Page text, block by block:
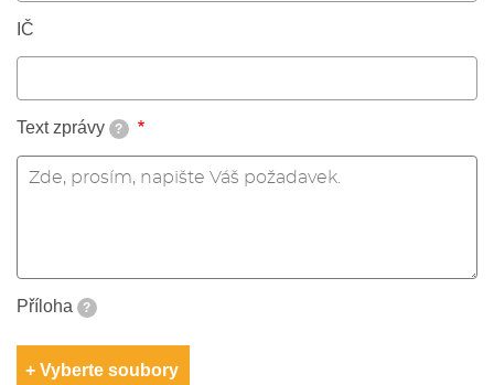
IČ
Text zprávy ?
Příloha ?
Vyberte soubory